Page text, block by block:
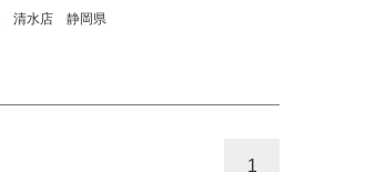
清水店 静岡県
1